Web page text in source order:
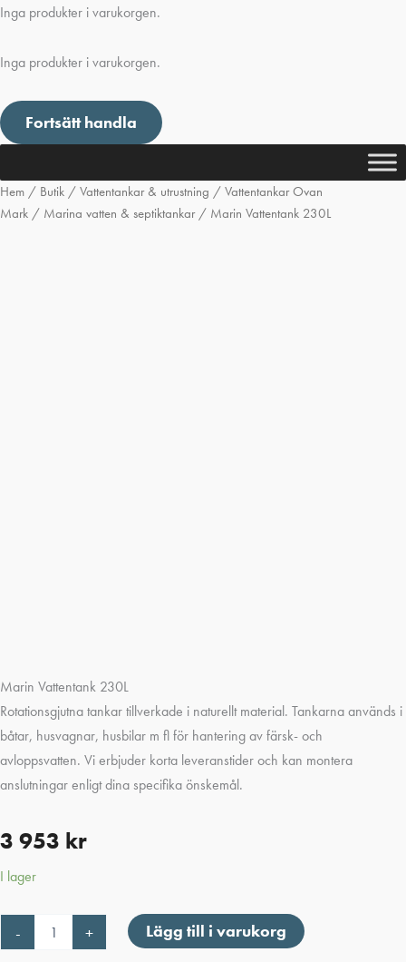
Inga produkter i varukorgen.
Inga produkter i varukorgen.
Fortsätt handla
Hem / Butik / Vattentankar & utrustning / Vattentankar Ovan
Mark / Marina vatten & septiktankar/ Marin Vattentank 230L
Marin Vattentank 230L
Rotationsgjutna tankar tillverkade i naturellt material. Tankarna används i
båtar, husvagnar, husbilar m fl för hantering av färsk- och
avloppsvatten. Vi erbjuder korta leveranstider och kan montera
anslutningar enligt dina specifika önskemål.
3 953 kr
I lager
-
Vattentank
+ Lägg till i varukorg